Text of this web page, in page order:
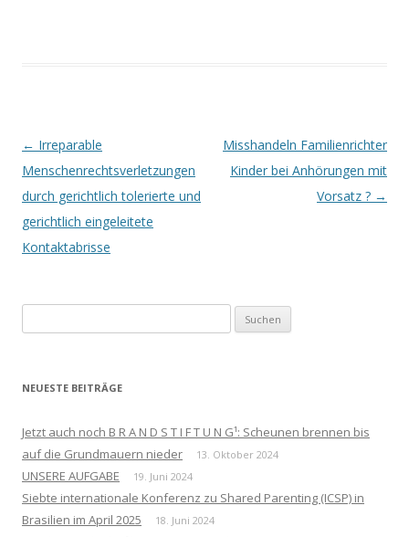
Beitrags-
Navigation
← Irreparable
Menschenrechtsverletzungen
durch gerichtlich tolerierte und
gerichtlich eingeleitete
Kontaktabrisse
Misshandeln Familienrichter
Kinder bei Anhörungen mit
Vorsatz ? →
nach:
NEUESTE BEITRÄGE
Jetzt auch noch B R A N D S T I F T U N G¹: Scheunen brennen bis
auf die Grundmauern nieder
13. Oktober 2024
UNSERE AUFGABE 19. Juni 2024
Siebte internationale Konferenz zu Shared Parenting (ICSP) in
Brasilien im April 2025
18. Juni 2024